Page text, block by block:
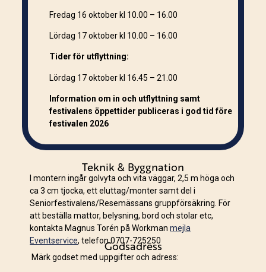
Teknik & Byggnation
I montern ingår golvyta och vita väggar, 2,5 m höga och
ca 3 cm tjocka, ett eluttag/monter samt del i
Seniorfestivalens/Resemässans gruppförsäkring. För
att beställa mattor, belysning, bord och stolar etc,
kontakta Magnus Torén på Workmanmejla
Eventservice, telefon 0707-725250
Godsadress
Märk godset med uppgifter och adress:
Fredag 16 oktoberkl 10.00 – 16.00
Lördag 17 oktoberkl 10.00 – 16.00
Tider för utflyttning:
Lördag 17 oktober kl 16.45 – 21.00
Information om in och utflyttning samt
festivalens öppettider publiceras i god tid före
festivalen 2026